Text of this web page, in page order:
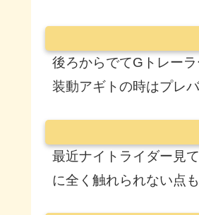
後ろからでてGトレー
装動アギトの時はプレ
最近ナイトライダー見
に全く触れられない点